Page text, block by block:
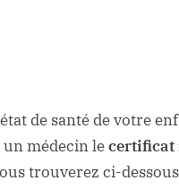
de santé de votre
médecin lecertificat
trouverez ci-